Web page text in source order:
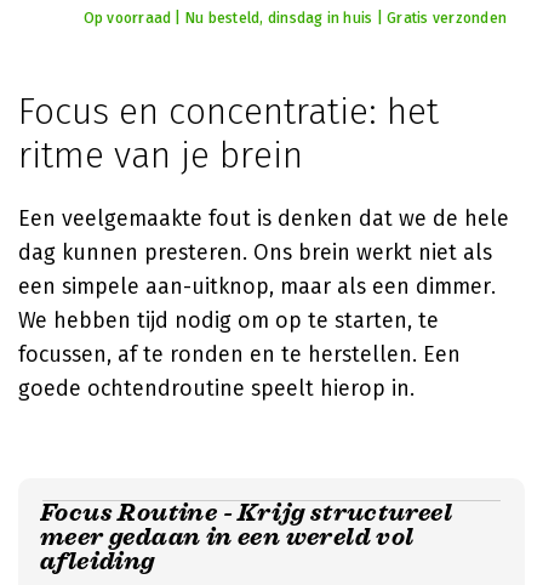
Op voorraad | Nu besteld, dinsdag in huis | Gratis verzonden
Focus en concentratie: het
ritme van je brein
Een veelgemaakte fout is denken dat we de hele
dag kunnen presteren. Ons brein werkt niet als
een simpele aan-uitknop, maar als een dimmer.
We hebben tijd nodig om op te starten, te
focussen, af te ronden en te herstellen. Een
goede ochtendroutine speelt hierop in.
Focus Routine - Krijg structureel
meer gedaan in een wereld vol
afleiding